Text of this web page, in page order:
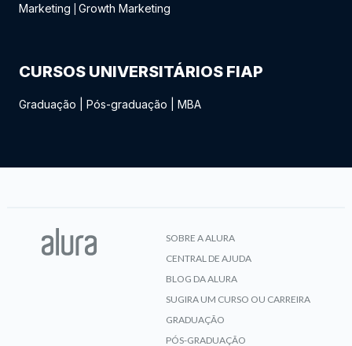
Marketing
Growth Marketing
CURSOS UNIVERSITÁRIOS FIAP
Graduação Pós-graduação MBA
SOBRE A ALURA
CENTRAL DE AJUDA
BLOG DA ALURA
SUGIRA UM CURSO OU CARREIRA
GRADUAÇÃO
PÓS-GRADUAÇÃO